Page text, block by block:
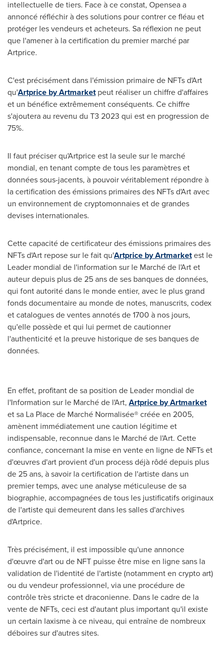
intellectuelle de tiers. Face à ce constat, Opensea a
annoncé réfléchir à des solutions pour contrer ce fléau et
protéger les vendeurs et acheteurs. Sa réflexion ne peut
que l'amener à la certification du premier marché par
Artprice.
C'est précisément dans l'émission primaire de NFTs d'Art
qu'Artprice by Artmarketpeut réaliser un chiffre d'affaires
et un bénéfice extrêmement conséquents. Ce chiffre
s'ajoutera au revenu du T3 2023 qui est en progression de
75%.
Il faut préciser qu'Artprice est la seule sur le marché
mondial, en tenant compte de tous les paramètres et
données sous-jacents, à pouvoir véritablement répondre à
la certification des émissions primaires des NFTs d'Art avec
un environnement de cryptomonnaies et de grandes
devises internationales.
Cette capacité de certificateur des émissions primaires des
NFTs d'Art repose sur le fait qu'Artprice by Artmarketest le
Leader mondial de l'information sur le Marché de l'Art et
auteur depuis plus de 25 ans de ses banques de données,
qui font autorité dans le monde entier, avec le plus grand
fonds documentaire au monde de notes, manuscrits, codex
et catalogues de ventes annotés de 1700 à nos jours,
qu'elle possède et qui lui permet de cautionner
l'authenticité et la preuve historique de ses banques de
données.
En effet, profitant de sa position de Leader mondial de
l'Information sur le Marché de l'Art, Artprice by Artmarket
et sa La Place de Marché Normalisée® créée en 2005,
amènent immédiatement une caution légitime et
indispensable, reconnue dans le Marché de l'Art. Cette
confiance, concernant la mise en vente en ligne de NFTs et
d'œuvres d'art provient d'un process déjà rôdé depuis plus
de 25 ans, à savoir la certification de l'artiste dans un
premier temps, avec une analyse méticuleuse de sa
biographie, accompagnées de tous les justificatifs originaux
de l'artiste qui demeurent dans les salles d'archives
d'Artprice.
Très précisément, il est impossible qu'une annonce
d'œuvre d'art ou de NFT puisse être mise en ligne sans la
validation de l'identité de l'artiste (notamment en crypto art)
ou du vendeur professionnel, via une procédure de
contrôle très stricte et draconienne. Dans le cadre de la
vente de NFTs, ceci est d'autant plus important qu'il existe
un certain laxisme à ce niveau, qui entraîne de nombreux
déboires sur d'autres sites.